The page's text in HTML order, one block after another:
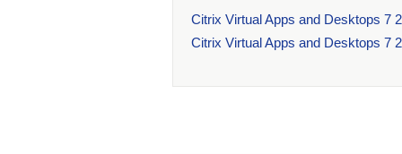
Citrix Virtual Apps and Desktops 7
Citrix Virtual Apps and Desktops 7